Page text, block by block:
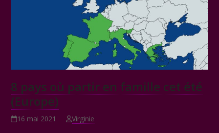
8 pays où partir en famille cet été
(Europe)
16 mai 2021 Virginie